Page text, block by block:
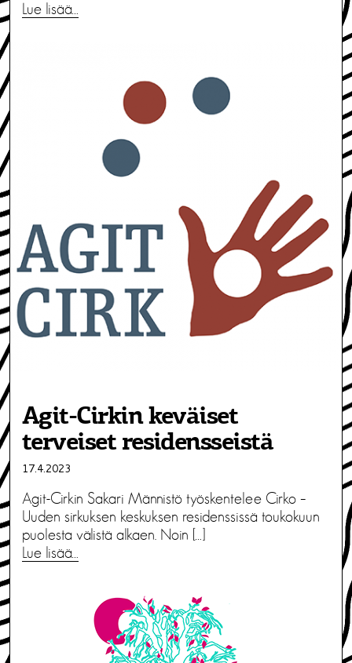
Lue lisää…
Agit-Cirkin keväiset
terveiset residensseistä
17.4.2023
Agit-Cirkin Sakari Männistö työskentelee Cirko –
Uuden sirkuksen keskuksen residenssissä toukokuun
puolesta välistä alkaen. Noin […]
Lue lisää…